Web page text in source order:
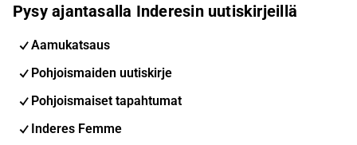
Pysy ajantasalla Inderesin uutiskirjeillä
Aamukatsaus
Pohjoismaiden uutiskirje
Pohjoismaiset tapahtumat
Inderes Femme